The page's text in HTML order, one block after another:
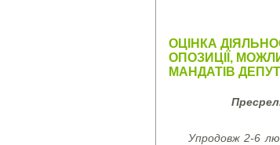
ОЦІНКА
ОПОЗИЦІЇ,
МАНДАТІВ
Упродовж 2-6